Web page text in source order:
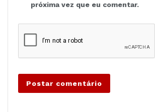
próxima vez que eu comentar.